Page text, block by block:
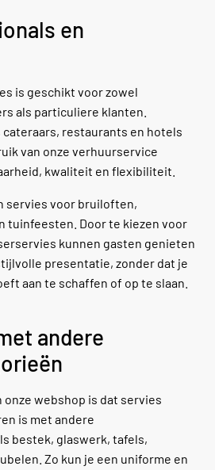
en
is geschikt voor zowel
als particuliere klanten.
restaurants en hotels
van onze verhuurservice
kwaliteit en flexibiliteit.
servies voor bruiloften,
tuinfeesten. Door te kiezen voor
kunnen gasten genieten
presentatie, zonder dat je
aan te schaffen of op te slaan.
andere
webshop is dat servies
is met andere
bestek, glaswerk, tafels,
Zo kun je een uniforme en